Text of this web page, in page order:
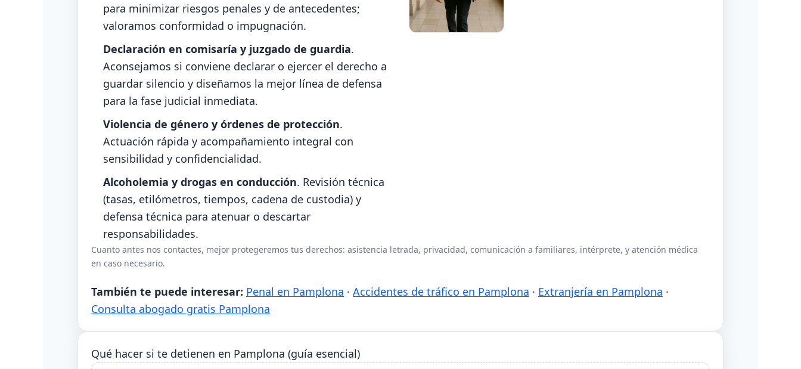
para minimizar riesgos penales y de antecedentes;
valoramos conformidad o impugnación.
Declaración en comisaría y juzgado de guardia.
Aconsejamos si conviene declarar o ejercer el derecho a
guardar silencio y diseñamos la mejor línea de defensa
para la fase judicial inmediata.
Violencia de género y órdenes de protección.
Actuación rápida y acompañamiento integral con
sensibilidad y confidencialidad.
Alcoholemia y drogas en conducción. Revisión técnica
(tasas, etilómetros, tiempos, cadena de custodia) y
defensa técnica para atenuar o descartar
responsabilidades.
Cuanto antes nos contactes, mejor protegeremos tus derechos: asistencia letrada, privacidad, comunicación a familiares, intérprete, y atención médica
en caso necesario.
También te puede interesar: Penal en Pamplona · Accidentes de tráfico en Pamplona · Extranjería en Pamplona ·
Consulta abogado gratis Pamplona
Qué hacer si te detienen en Pamplona (guía esencial)